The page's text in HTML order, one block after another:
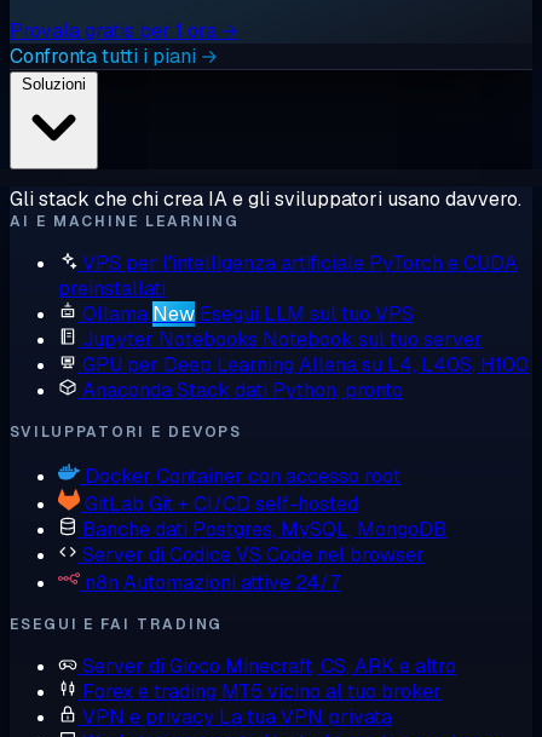
Provala gratis per 1 ora →
Confronta tutti i piani →
Gli stack che chi crea IA e gli sviluppatori usano davvero.
AI E MACHINE LEARNING
VPS per l'intelligenza artificiale PyTorch e CUDA
preinstallati
Ollama New Esegui LLM sul tuo VPS
Jupyter Notebooks Notebook sul tuo server
GPU per Deep Learning Allena su L4, L40S, H100
AnacondaStack dati Python, pronto
SVILUPPATORI E DEVOPS
Docker Container con accesso root
GitLab Git + CI/CD self-hosted
Banche dati Postgres, MySQL, MongoDB
Server di CodiceVS Code nel browser
n8n Automazioni attive 24/7
ESEGUI E FAI TRADING
Server di Gioco Minecraft, CS, ARK e altro
Forex e trading MT5 vicino al tuo broker
VPN e privacy La tua VPN privata